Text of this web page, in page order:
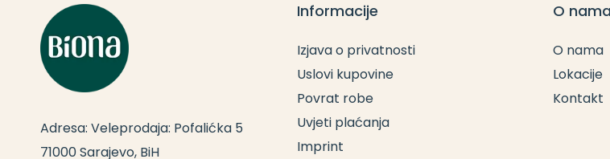
Adresa: Veleprodaja: Pofalićka 5
71000 Sarajevo, BiH
Informacije
Izjava o privatnosti
Uslovi kupovine
Povrat robe
Uvjeti plaćanja
Imprint
O nama
O nama
Lokacije
Kontakt